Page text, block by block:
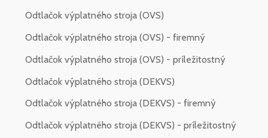
Odtlačok výplatného stroja (OVS)
Odtlačok výplatného stroja (OVS) - firemný
Odtlačok výplatného stroja (OVS) - príležitostný
Odtlačok výplatného stroja (DEKVS)
Odtlačok výplatného stroja (DEKVS) - firemný
Odtlačok výplatného stroja (DEKVS) - príležitostný